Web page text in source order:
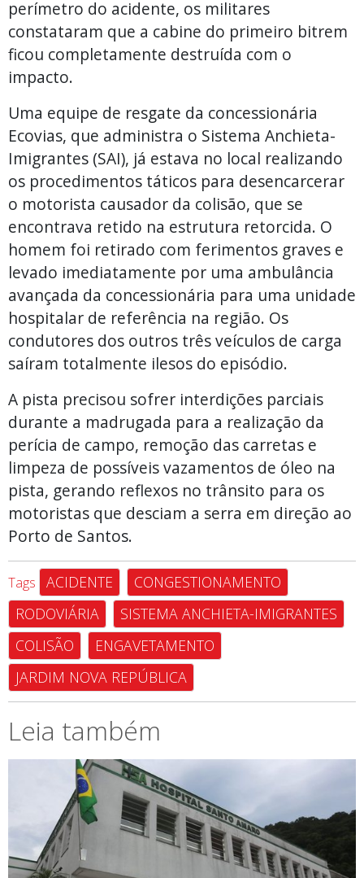
perímetro do acidente, os militares
constataram que a cabine do primeiro bitrem
ficou completamente destruída com o
impacto.
Uma equipe de resgate da concessionária
Ecovias, que administra o Sistema Anchieta-
Imigrantes (SAI), já estava no local realizando
os procedimentos táticos para desencarcerar
o motorista causador da colisão, que se
encontrava retido na estrutura retorcida. O
homem foi retirado com ferimentos graves e
levado imediatamente por uma ambulância
avançada da concessionária para uma unidade
hospitalar de referência na região. Os
condutores dos outros três veículos de carga
saíram totalmente ilesos do episódio.
A pista precisou sofrer interdições parciais
durante a madrugada para a realização da
perícia de campo, remoção das carretas e
limpeza de possíveis vazamentos de óleo na
pista, gerando reflexos no trânsito para os
motoristas que desciam a serra em direção ao
Porto de Santos.
Tags ACIDENTE
CONGESTIONAMENTO
RODOVIÁRIA
SISTEMA ANCHIETA-IMIGRANTES
COLISÃO
ENGAVETAMENTO
JARDIM NOVA REPÚBLICA
Leia também